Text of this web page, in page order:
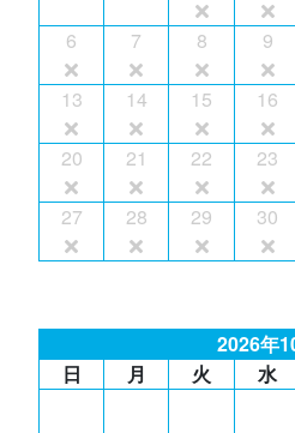
6 7 8 9
13 14 15 16
20 21 22 23
27 28 29 30
2026年
日
月 火 水